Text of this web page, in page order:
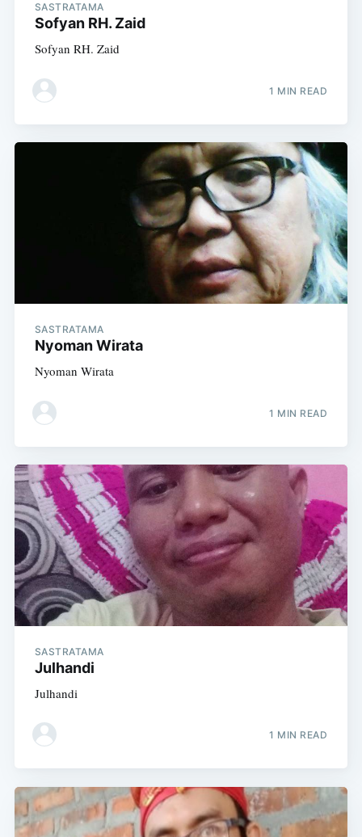
SASTRATAMA
Sofyan RH. Zaid
Sofyan RH. Zaid
1 MIN READ
SASTRATAMA
Nyoman Wirata
Nyoman Wirata
1 MIN READ
SASTRATAMA
Julhandi
Julhandi
1 MIN READ